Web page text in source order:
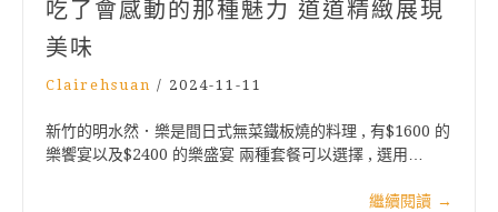
吃了會感動的那種魅力 道道精緻展現
美味
Clairehsuan / 2024-11-11
新竹的明水然．樂是間日式無菜鐵板燒的料理 , 有$1600 的
樂饗宴以及$2400 的樂盛宴 兩種套餐可以選擇 , 選用…
繼續閱讀 →